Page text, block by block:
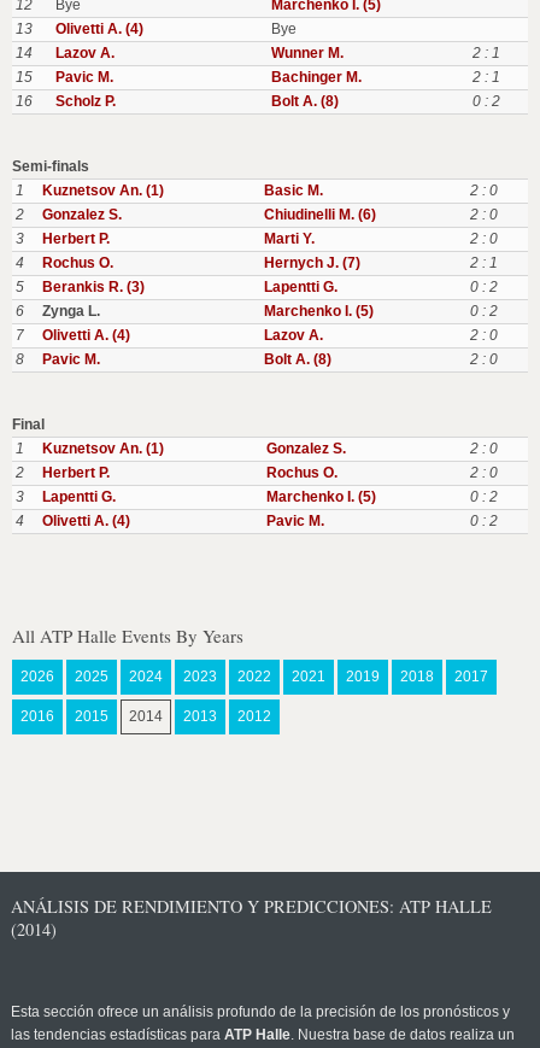
12 Bye
Marchenko I. (5)
13
Olivetti A. (4)
Bye
14
Lazov A. Wunner M.
2 : 1
15
Pavic M. Bachinger M.
2 : 1
16
Scholz P. Bolt A. (8) 0 : 2
Semi-finals
1
Kuznetsov An. (1) Basic M.
2 : 0
2
Gonzalez S. Chiudinelli M. (6)
2 : 0
3
Herbert P. Marti Y.
2 : 0
4
Rochus O. Hernych J. (7)
2 : 1
5
Berankis R. (3) Lapentti G.
0 : 2
6
Zynga L. Marchenko I. (5)
0 : 2
7
Olivetti A. (4) Lazov A.
2 : 0
8
Pavic M. Bolt A. (8) 2 : 0
Final
1
Kuznetsov An. (1) Gonzalez S.
2 : 0
2
Herbert P. Rochus O.
2 : 0
3
Lapentti G. Marchenko I. (5)
0 : 2
4
Olivetti A. (4) Pavic M. 0 : 2
All ATP Halle Events By Years
2026 2025 2024 2023 2022 2021 2019 2018 2017
2016 2015 2014 2013 2012
ANÁLISIS DE RENDIMIENTO Y PREDICCIONES: ATP HALLE
(2014)
Esta sección ofrece un análisis profundo de la precisión de los pronósticos y
las tendencias estadísticas para ATP Halle. Nuestra base de datos realiza un